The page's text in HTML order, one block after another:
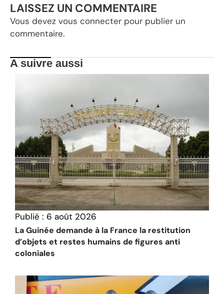
LAISSEZ UN COMMENTAIRE
Vous devez vous connecter pour publier un
commentaire.
A suivre aussi
Publié : 6 août 2026
La Guinée demande à la France la restitution
d’objets et restes humains de figures anti
coloniales